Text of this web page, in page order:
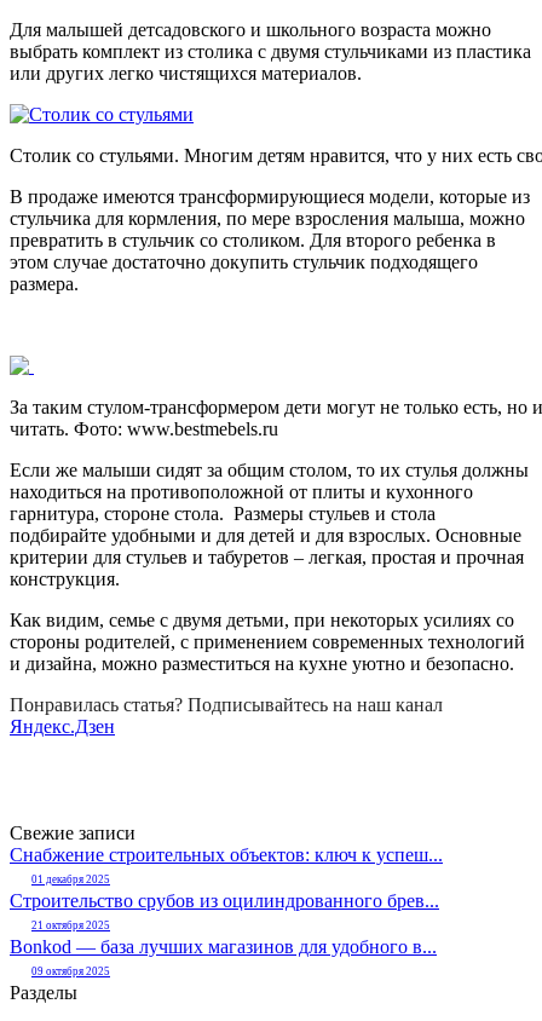
Для малышей детсадовского и школьного возраста можно
выбрать комплект из столика с двумя стульчиками из пластика
или других легко чистящихся материалов.
Столик со стульями. Многим детям нравится, что у них есть
В продаже имеются трансформирующиеся модели, которые из
стульчика для кормления, по мере взросления малыша, можно
превратить в стульчик со столиком. Для второго ребенка в
этом случае достаточно докупить стульчик подходящего
размера.
За таким стулом-трансформером дети могут не только есть, но
читать. Фото: www.bestmebels.ru
Если же малыши сидят за общим столом, то их стулья должны
находиться на противоположной от плиты и кухонного
гарнитура, стороне стола. Размеры стульев и стола
подбирайте удобными и для детей и для взрослых. Основные
критерии для стульев и табуретов – легкая, простая и прочная
конструкция.
Как видим, семье с двумя детьми, при некоторых усилиях со
стороны родителей, с применением современных технологий
и дизайна, можно разместиться на кухне уютно и безопасно.
Понравилась статья? Подписывайтесь на наш канал
Яндекс.Дзен
Свежие записи
Снабжение строительных объектов: ключ к успеш...
01 декабря 2025
Строительство срубов из оцилиндрованного брев...
21 октября 2025
Bonkod — база лучших магазинов для удобного в...
09 октября 2025
Разделы